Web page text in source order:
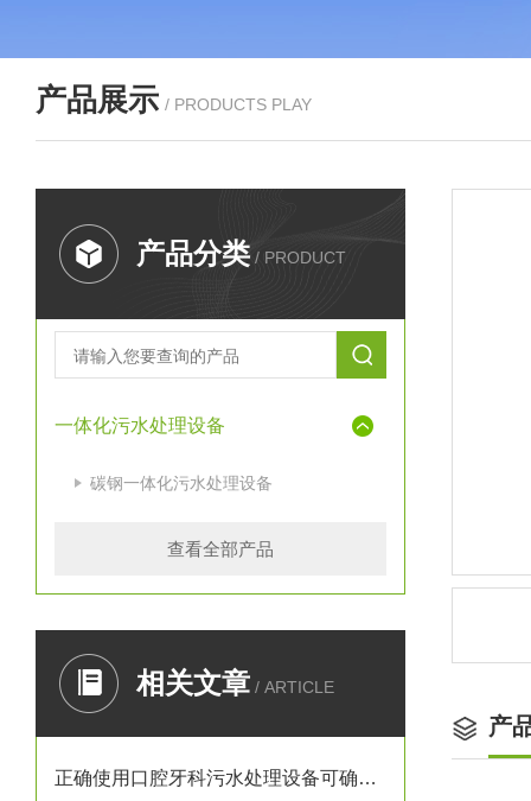
产品展示 / PRODUCTS PLAY
产品分类 / PRODUCT
一体化污水处理设备
碳钢一体化污水处理设备
查看全部产品
相关文章 / ARTICLE
正确使用口腔牙科污水处理设备可确保处理效果
产